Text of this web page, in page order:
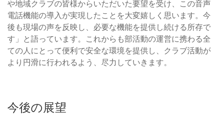
や地域クラブの皆様からいただいた要望を受け、この音声
電話機能の導入が実現したことを大変嬉しく思います。今
後も現場の声を反映し、必要な機能を提供し続ける所存で
す」と語っています。これからも部活動の運営に携わる全
ての人にとって便利で安全な環境を提供し、クラブ活動が
より円滑に行われるよう、尽力していきます。
今後の展望